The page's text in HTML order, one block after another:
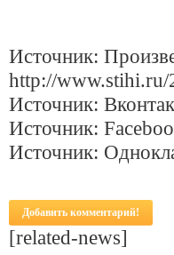
Источник:
http://www.stihi.ru/
Источник:
Источник:
Источник:
Добавить комментарий!
[related-news]